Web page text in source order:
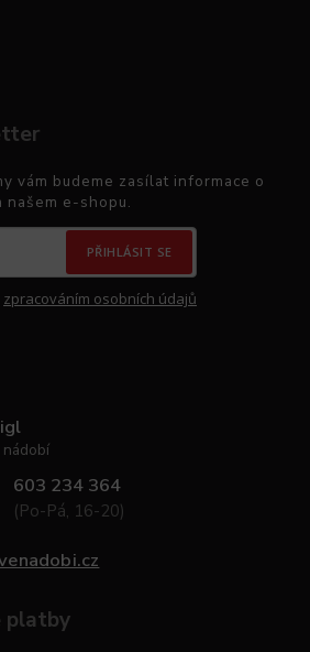
vám budeme zasílat informace o
našem e-shopu.
PŘIHLÁSIT SE
zpracováním osobních údajů
nádobí
603 234 364
(Po-Pá, 16-20)
platby